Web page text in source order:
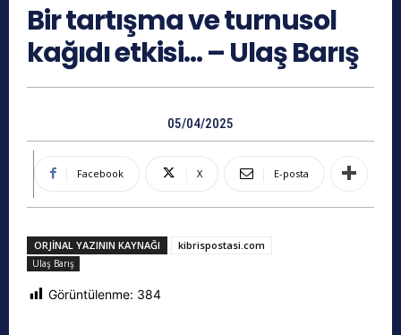
Bir tartışma ve turnusol
kağıdı etkisi… – Ulaş Barış
05/04/2025
Facebook X E-posta
ORJINAL YAZININ KAYNAĞI kibrispostasi.com
Ulaş Barış
Görüntülenme: 384